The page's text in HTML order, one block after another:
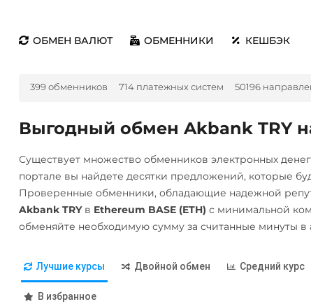
ОБМЕН ВАЛЮТ ОБМЕННИКИ КЕШБЭК
399 обменников 714 платежных систем 50196
Выгодный обмен Akbank TRY
Существует множество обменников электронных
портале вы найдете десятки предложений, которые
Проверенные обменники, обладающие надежной
Akbank TRYв Ethereum BASE (ETH) с минимальной
обменяйте необходимую сумму за считанные минуты
Лучшие курсы Двойной обмен Средний курс
В избранное